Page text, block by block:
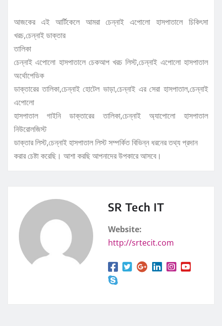
আজকের এই আর্টিকেলে আমরা চেন্নাই এপোলো হাসপাতালে চিকিৎসা
খরচ,চেন্নাই ডাক্তার
তালিকা
চেন্নাই এপোলো হাসপাতালে চেকআপ খরচ লিস্ট,চেন্নাই এপোলো হাসপাতাল
অর্থোপেডিক
ডাক্তারের তালিকা,চেন্নাই হোটেল ভাড়া,চেন্নাই এর সেরা হাসপাতাল,চেন্নাই
এপোলো
হাসপাতাল গাইনি ডাক্তারের তালিকা,চেন্নাই অ্যাপোলো হাসপাতাল
নিউরোলজিস্ট
ডাক্তার লিস্ট,চেন্নাই হাসপাতাল লিস্ট সম্পর্কিত বিভিন্ন ধরনের তথ্য প্রদান
করার চেষ্টা করেছি। আশা করছি আপনাদের উপকারে আসবে।
SR Tech IT
Website:
http://srtecit.com